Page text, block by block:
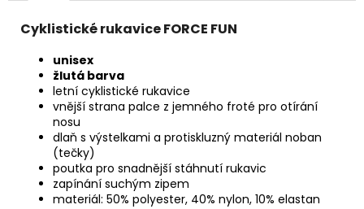
Cyklistické rukavice FORCE FUN
unisex
žlutá barva
letní cyklistické rukavice
vnější strana palce z jemného froté pro otírání
nosu
dlaň s výstelkami a protiskluzný materiál noban
(tečky)
poutka pro snadnější stáhnutí rukavic
zapínání suchým zipem
materiál: 50% polyester, 40% nylon, 10% elastan